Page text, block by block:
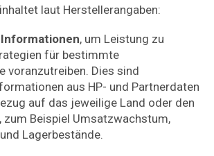
laut Herstellerangaben:
Informationen, um Leistung zu
für bestimmte
voranzutreiben. Dies sind
aus HP- und Partnerdaten
auf das jeweilige Land oder den
zum Beispiel Umsatzwachstum,
Lagerbestände.